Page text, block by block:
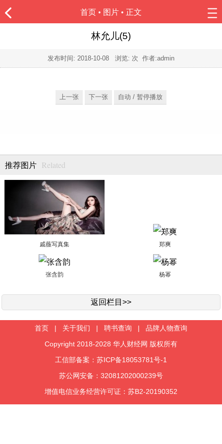
首页 • 图片 • 正文
林允儿(5)
发布时间: 2018-10-08 浏览: 次 作者:admin
上一张 下一张 自动 / 暂停播放
推荐图片 Related
戚薇写真集 郑爽
张含韵 杨幂
返回栏目>>
首页 | 关于我们 | 聘书查询 | 品牌人物查询
Copyright 2018-2028 华人财经网 版权所有
工信部备案：苏ICP备18053781号-1
苏公网安备：32081202000239号
增值电信业务经营许可证：苏B2-20190352